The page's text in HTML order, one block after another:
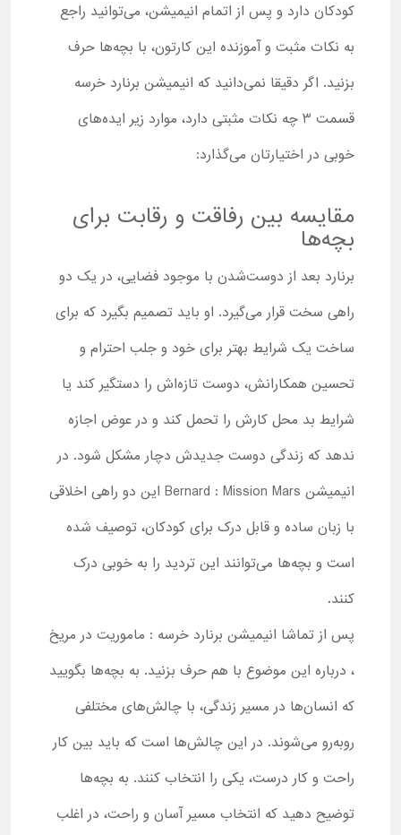
کودکان دارد و پس از اتمام انیمیشن، می‌توانید راجع
به نکات مثبت و آموزنده این کارتون، با بچه‌ها حرف
بزنید. اگر دقیقا نمی‌دانید که انیمیشن برنارد خرسه
قسمت 3 چه نکات مثبتی دارد، موارد زیر ایده‌های
خوبی در اختیارتان می‌گذارد:
مقایسه بین رفاقت و رقابت برای
بچه‌ها
برنارد بعد از دوست‌شدن با موجود فضایی، در یک دو
راهی سخت قرار می‌گیرد. او باید تصمیم بگیرد که برای
ساخت یک شرایط بهتر برای خود و جلب احترام و
تحسین همکارانش، دوست تازه‌اش را دستگیر کند یا
شرایط بد محل کارش را تحمل کند و در عوض اجازه
ندهد که زندگی دوست جدیدش دچار مشکل شود. در
انیمیشن Bernard : Mission Mars این دو راهی اخلاقی
با زبان ساده و قابل درک برای کودکان، توصیف شده
است و بچه‌ها می‌توانند این تردید را به‌ خوبی درک
کنند.
پس از تماشا انیمیشن برنارد خرسه : ماموریت در مریخ
، درباره این موضوع با هم حرف بزنید. به بچه‌ها بگویید
که انسان‌ها در مسیر زندگی، با چالش‌های مختلفی
روبه‌رو می‌شوند. در این چالش‌ها است که باید بین کار
راحت و کار درست، یکی را انتخاب کنند. به بچه‌ها
توضیح دهید که انتخاب مسیر آسان و راحت، در اغلب